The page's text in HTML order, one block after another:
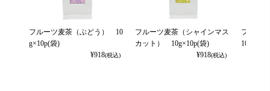
フルーツ麦茶（ぶどう） 10
g×10p(袋)
¥918(税込)
フルーツ麦茶（シャインマス
カット） 10g×10p(袋)
¥918(税込)
フルー
10g×10p